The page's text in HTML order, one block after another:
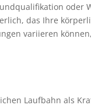
oder
das Ihre
variieren
Laufbahn als